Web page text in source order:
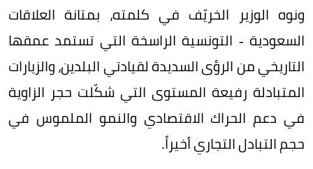
ونوه الوزير الخريّف في كلمته، بمتانة العلاقات
السعودية - التونسية الراسخة التي تستمد عمقها
التاريخي من الرؤى السديدة لقيادتي البلدين، والزيارات
المتبادلة رفيعة المستوى التي شكّلت حجر الزاوية
في دعم الحراك الاقتصادي والنمو الملموس في
حجم التبادل التجاري أخيراً.